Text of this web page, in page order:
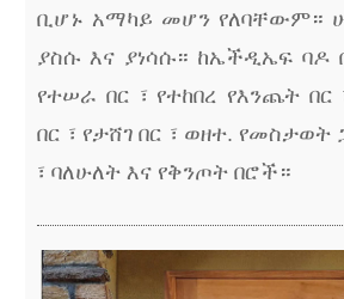
ቢሆኑ አማካይ መሆን የለባቸውም።
ያስሱ እና ያነሳሱ። ከኤችዲኤፍ ባዶ
የተሠራ በር ፣ የተከበረ የእንጨት
በር ፣ የታሸገ በር ፣ ወዘተ.
፣ ባለሁለት እና የቅንጦት በሮች።